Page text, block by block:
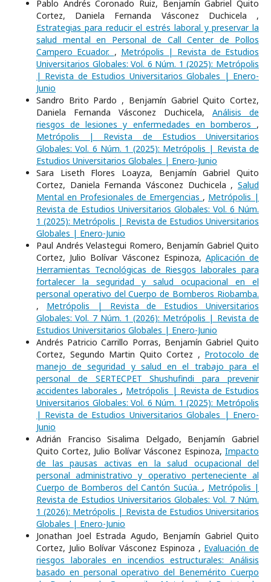
Pablo Andrés Coronado Ruiz, Benjamín Gabriel Quito
Cortez, Daniela Fernanda Vásconez Duchicela ,
Estrategias para reducir el estrés laboral y preservar la
salud mental en Personal de Call Center de Pollos
Campero Ecuador. , Metrópolis | Revista de Estudios
Universitarios Globales: Vol. 6 Núm. 1 (2025): Metrópolis
| Revista de Estudios Universitarios Globales | Enero-
Junio
Sandro Brito Pardo , Benjamín Gabriel Quito Cortez,
Daniela Fernanda Vásconez Duchicela, Análisis de
riesgos de lesiones y enfermedades en bomberos ,
Metrópolis | Revista de Estudios Universitarios
Globales: Vol. 6 Núm. 1 (2025): Metrópolis | Revista de
Estudios Universitarios Globales | Enero-Junio
Sara Liseth Flores Loayza, Benjamín Gabriel Quito
Cortez, Daniela Fernanda Vásconez Duchicela , Salud
Mental en Profesionales de Emergencias , Metrópolis |
Revista de Estudios Universitarios Globales: Vol. 6 Núm.
1 (2025): Metrópolis | Revista de Estudios Universitarios
Globales | Enero-Junio
Paul Andrés Velastegui Romero, Benjamín Gabriel Quito
Cortez, Julio Bolívar Vásconez Espinoza, Aplicación de
Herramientas Tecnológicas de Riesgos laborales para
fortalecer la seguridad y salud ocupacional en el
personal operativo del Cuerpo de Bomberos Riobamba.
, Metrópolis | Revista de Estudios Universitarios
Globales: Vol. 7 Núm. 1 (2026): Metrópolis | Revista de
Estudios Universitarios Globales | Enero-Junio
Andrés Patricio Carrillo Porras, Benjamín Gabriel Quito
Cortez, Segundo Martin Quito Cortez , Protocolo de
manejo de seguridad y salud en el trabajo para el
personal de SERTECPET Shushufindi para prevenir
accidentes laborales , Metrópolis | Revista de Estudios
Universitarios Globales: Vol. 6 Núm. 1 (2025): Metrópolis
| Revista de Estudios Universitarios Globales | Enero-
Junio
Adrián Franciso Sisalima Delgado, Benjamín Gabriel
Quito Cortez, Julio Bolívar Vásconez Espinoza, Impacto
de las pausas activas en la salud ocupacional del
personal administrativo y operativo perteneciente al
Cuerpo de Bomberos del Cantón Sucúa. , Metrópolis |
Revista de Estudios Universitarios Globales: Vol. 7 Núm.
1 (2026): Metrópolis | Revista de Estudios Universitarios
Globales | Enero-Junio
Jonathan Joel Estrada Agudo, Benjamín Gabriel Quito
Cortez, Julio Bolívar Vásconez Espinoza , Evaluación de
riesgos laborales en incendios estructurales: Análisis
basado en personal operativo del Benemérito Cuerpo